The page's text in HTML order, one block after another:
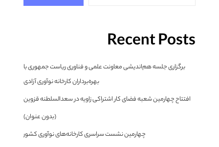
Recent Posts
برگزاری جلسه هم‌اندیشی معاونت علمی و فناوری ریاست جمهوری با
بهره‌برداران کارخانه نوآوری آزادی
افتتاح چهارمین شعبه فضای کار اشتراکی زاویه در سعدالسلطنه قزوین
(بدون عنوان)
چهارمین نشست سراسری کارخانه‌های نوآوری کشور